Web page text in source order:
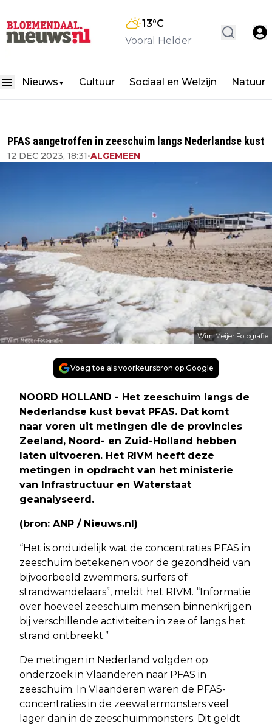
13°C
Vooral Helder
Nieuws ▼ Cultuur Sociaal en Welzijn Natuur
PFAS aangetroffen in zeeschuim langs Nederlandse kust
12 DEC 2023, 18:31•ALGEMEEN
Wim Meijer Fotografie
Voeg toe als voorkeursbron op Google
NOORD HOLLAND - Het zeeschuim langs de
Nederlandse kust bevat PFAS. Dat komt
naar voren uit metingen die de provincies
Zeeland, Noord- en Zuid-Holland hebben
laten uitvoeren. Het RIVM heeft deze
metingen in opdracht van het ministerie
van Infrastructuur en Waterstaat
geanalyseerd.
(bron: ANP / Nieuws.nl)
“Het is onduidelijk wat de concentraties PFAS in
zeeschuim betekenen voor de gezondheid van
bijvoorbeeld zwemmers, surfers of
strandwandelaars”, meldt het RIVM. “Informatie
over hoeveel zeeschuim mensen binnenkrijgen
bij verschillende activiteiten in zee of langs het
strand ontbreekt.”
De metingen in Nederland volgden op
onderzoek in Vlaanderen naar PFAS in
zeeschuim. In Vlaanderen waren de PFAS-
concentraties in de zeewatermonsters veel
lager dan in de zeeschuimmonsters. Dit geldt